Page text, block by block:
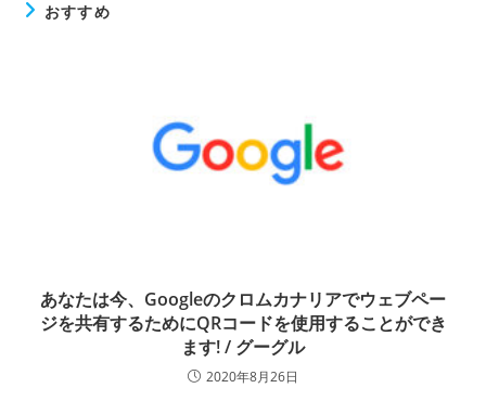
おすすめ
あなたは今、Googleのクロムカナリアでウェブペー
ジを共有するためにQRコードを使用することができ
ます! / グーグル
2020年8月26日